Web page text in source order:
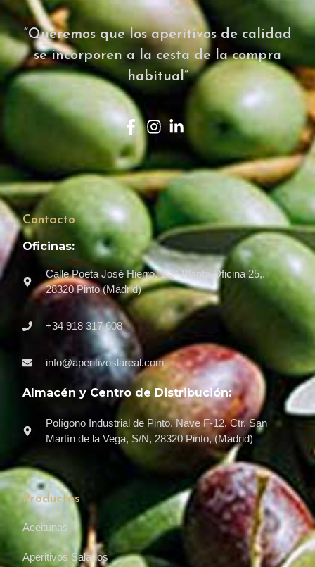
“Queremos que los aperitivos de calidad
se incorporen a la cesta de la compra
habitual”
Contacto
Oficinas:
Calle Poeta José Hierro, 1 2ª Planta Oficina 25,.
28320 Pinto (Madrid)
+34 918 317 608
info@aperitivoslareal.com
Almacén y Centro de Distribución:
Polígono Industrial de Pinto, Nave F-12, Ctr. San
Martín de la Vega, S/N, 28320 Pinto, (Madrid)
Productos
Aceitunas
Aperitivos Salados